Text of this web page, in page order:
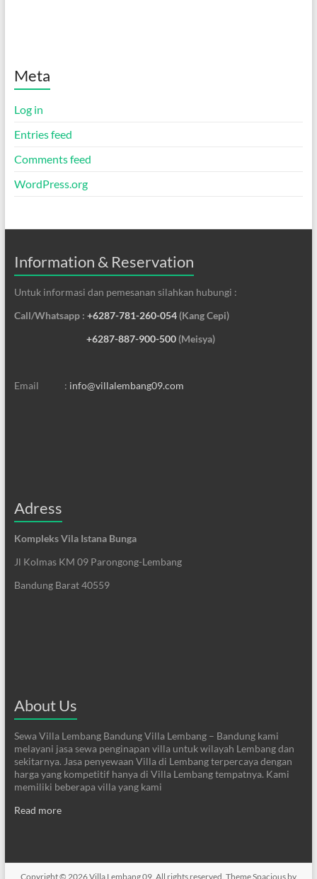
Meta
Log in
Entries feed
Comments feed
WordPress.org
Information & Reservation
Untuk informasi dan pemesanan silahkan hubungi :
Call/Whatsapp : +6287-781-260-054(Kang Cepi)
+6287-887-900-500(Meisya)
Email : info@villalembang09.com
Adress
Kompleks Vila Istana Bunga
Jl Kolmas KM 09 Parongong-Lembang
Bandung Barat 40559
About Us
Sewa Villa Lembang Bandung Villa Lembang – Bandung kami
melayani jasa sewa penginapan villa untuk wilayah Lembang dan
sekitarnya. Jasa penyewaan Villa di Lembang terpercaya dengan
harga yang kompetitif hanya di Villa Lembang tempatnya. Kami
memiliki beberapa villa yang kami
Read more
Copyright © 2026Villa Lembang 09. All rights reserved. ThemeSpaciousby